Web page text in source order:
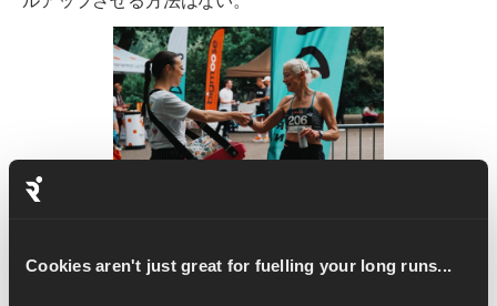
Cookies aren't just great for fuelling your long runs...